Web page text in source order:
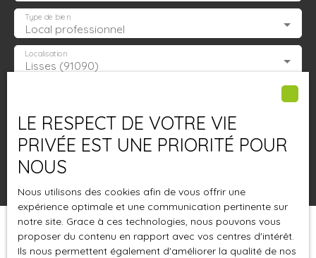
Accueil Acheter Trouver un
Estimation
Local professionnel
Type de bien
Lisses (91090)
Localisation
Surface min (m²)
Pertinence
Trier par Créer une alerte
LE RESPECT DE VOTRE VIE
PRIVÉE EST UNE PRIORITÉ POUR
NOUS
Nous utilisons des cookies afin de vous offrir une
expérience optimale et une communication pertinente sur
notre site. Grace à ces technologies, nous pouvons vous
proposer du contenu en rapport avec vos centres d'intérêt.
Ils nous permettent également d'améliorer la qualité de nos